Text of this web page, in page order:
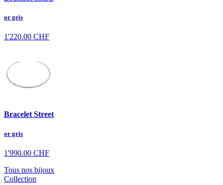
or gris
1'220.00 CHF
Bracelet Street
or gris
1'990.00 CHF
Tous nos bijoux
Collection